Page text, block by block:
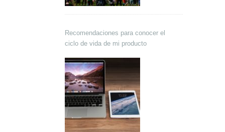
Recomendaciones para conocer el
ciclo de vida de mi producto